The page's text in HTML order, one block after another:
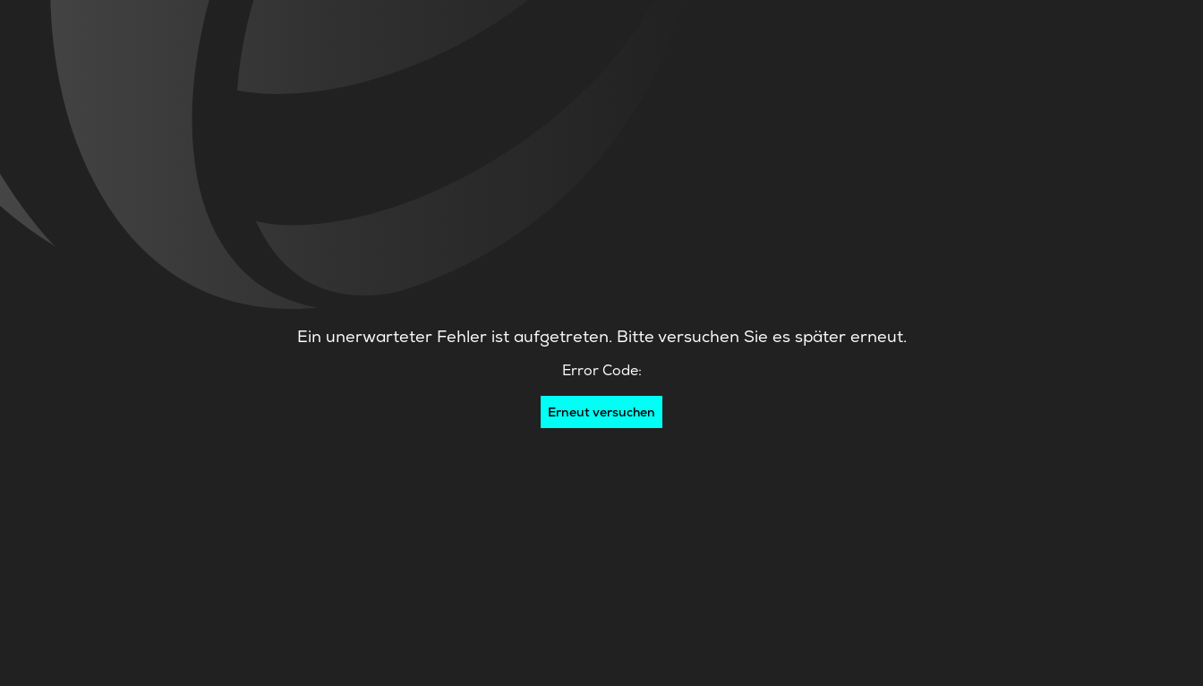
Ein unerwarteter Fehler ist aufgetreten. Bitte versuchen Sie es später erneut.
Error Code:
Erneut versuchen